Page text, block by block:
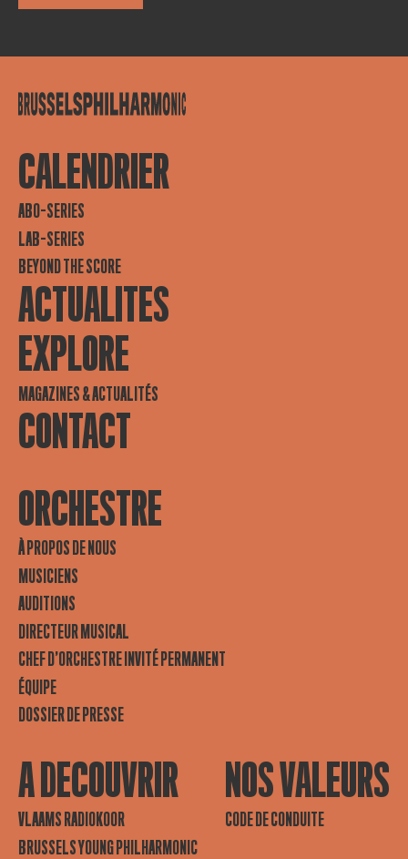
CALENDRIER
ABO-SERIES
LAB-SERIES
BEYOND THE SCORE
ACTUALITES
EXPLORE
MAGAZINES & ACTUALITÉS
CONTACT
ORCHESTRE
À PROPOS DE NOUS
MUSICIENS
AUDITIONS
DIRECTEUR MUSICAL
CHEF D’ORCHESTRE INVITÉ PERMANENT
ÉQUIPE
DOSSIER DE PRESSE
A DECOUVRIR
VLAAMS RADIOKOOR
BRUSSELS YOUNG PHILHARMONIC
NOS VALEURS
CODE DE CONDUITE